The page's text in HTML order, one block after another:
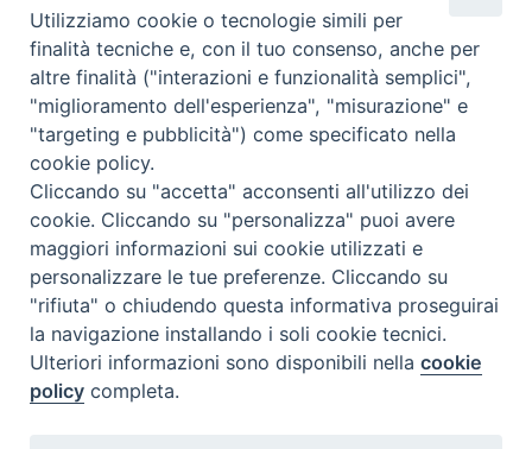
Contatti
Via Aurelia 796
00165 – Roma
tel: +39 06 661 771
email: segreteria@caritas.it
Utilizziamo cookie o tecnologie simili per
finalità tecniche e, con il tuo consenso, anche per
altre finalità ("interazioni e funzionalità semplici",
"miglioramento dell'esperienza", "misurazione" e
"targeting e pubblicità") come specificato nella
cookie policy.
Cliccando su "accetta" acconsenti all'utilizzo dei
cookie. Cliccando su "personalizza" puoi avere
maggiori informazioni sui cookie utilizzati e
personalizzare le tue preferenze. Cliccando su
"rifiuta" o chiudendo questa informativa proseguirai
la navigazione installando i soli cookie tecnici.
Ulteriori informazioni sono disponibili nellacookie
policy completa.